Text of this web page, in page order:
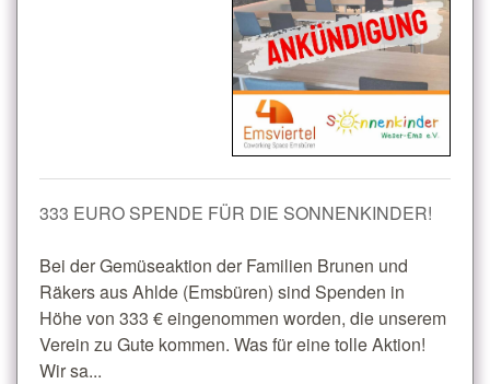
333 EURO SPENDE FÜR DIE SONNENKINDER!
Bei der Gemüseaktion der Familien Brunen und
Räkers aus Ahlde (Emsbüren) sind Spenden in
Höhe von 333 € eingenommen worden, die unserem
Verein zu Gute kommen. Was für eine tolle Aktion!
Wir sa...